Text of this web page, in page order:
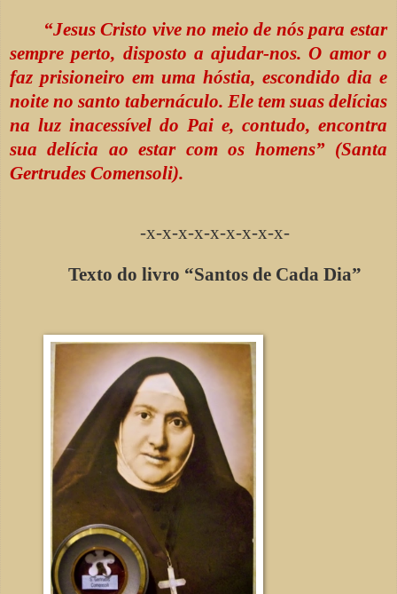
“Jesus Cristo vive no meio de nós para estar
sempre perto, disposto a ajudar-nos. O amor o
faz prisioneiro em uma hóstia, escondido dia e
noite no santo tabernáculo. Ele tem suas delícias
na luz inacessível do Pai e, contudo, encontra
sua delícia ao estar com os homens” (Santa
Gertrudes Comensoli).
-x-x-x-x-x-x-x-x-x-
Texto do livro “Santos de Cada Dia”